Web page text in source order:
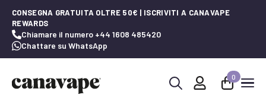
CONSEGNA GRATUITA OLTRE 50€ | ISCRIVITI A CANAVAPE
REWARDS
Chiamare il numero +44 1608 485420
Chattare su WhatsApp
0